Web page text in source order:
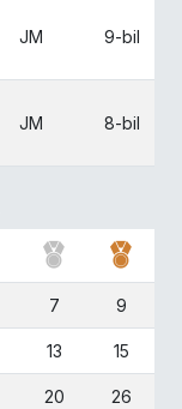
JM 9-bil
JM 8-bil
7 9
13 15
20 26